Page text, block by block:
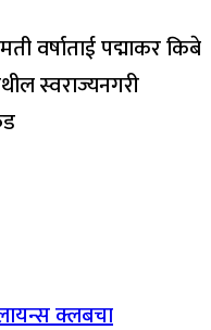
वर्षाताई पद्माकर किबे
स्वराज्यनगरी